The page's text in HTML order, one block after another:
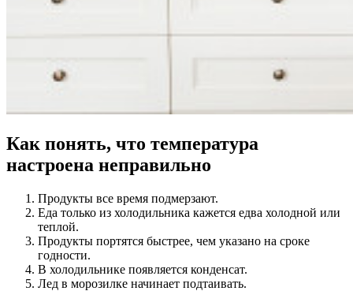
Как понять, что температура
настроена неправильно
Продукты все время подмерзают.
Еда только из холодильника кажется едва холодной или
теплой.
Продукты портятся быстрее, чем указано на сроке
годности.
В холодильнике появляется конденсат.
Лед в морозилке начинает подтаивать.